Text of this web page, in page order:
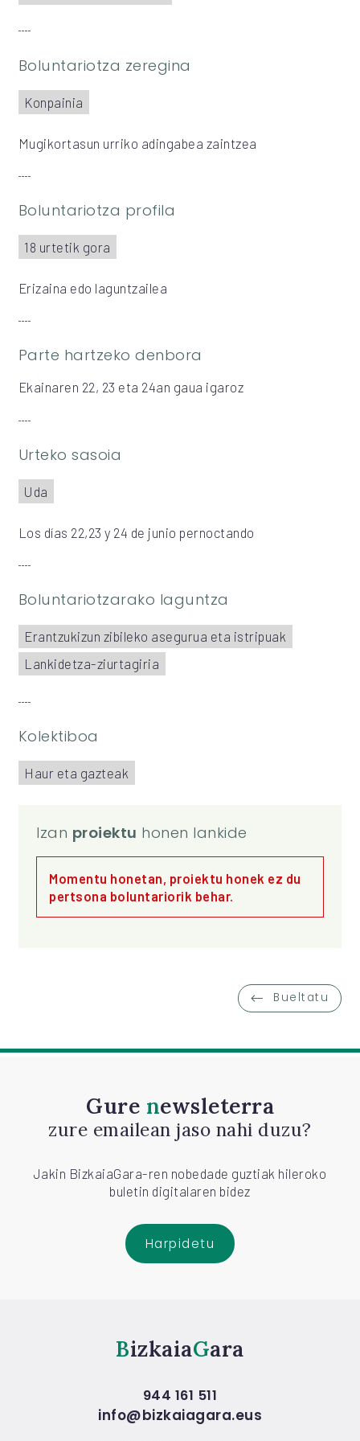
Boluntariotza zeregina
Konpainia
Mugikortasun urriko adingabea zaintzea
Boluntariotza profila
18 urtetik gora
Erizaina edo laguntzailea
Parte hartzeko denbora
Ekainaren 22, 23 eta 24an gaua igaroz
Urteko sasoia
Uda
Los días 22,23 y 24 de junio pernoctando
Boluntariotzarako laguntza
Erantzukizun zibileko asegurua eta istripuak
Lankidetza-ziurtagiria
Kolektiboa
Haur eta gazteak
Izan proiektu honen lankide
Momentu honetan, proiektu honek ez du
pertsona boluntariorik behar.
Bueltatu
Gure newsleterra
zure emailean jaso nahi duzu?
Jakin BizkaiaGara-ren nobedade guztiak hileroko
buletin digitalaren bidez
Harpidetu
Bizkaia Gara
944 161 511
info@bizkaiagara.eus